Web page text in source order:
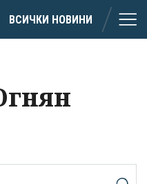
ВСИЧКИ НОВИНИ